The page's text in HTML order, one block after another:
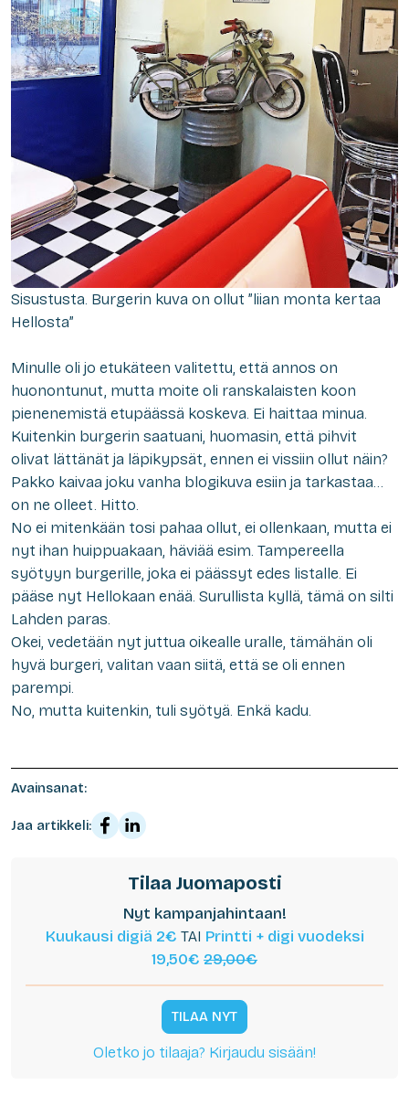
Sisustusta. Burgerin kuva on ollut ”liian monta kertaa
Hellosta”
Minulle oli jo etukäteen valitettu, että annos on
huonontunut, mutta moite oli ranskalaisten koon
pienenemistä etupäässä koskeva. Ei haittaa minua.
Kuitenkin burgerin saatuani, huomasin, että pihvit
olivat lättänät ja läpikypsät, ennen ei vissiin ollut näin?
Pakko kaivaa joku vanha blogikuva esiin ja tarkastaa…
on ne olleet. Hitto.
No ei mitenkään tosi pahaa ollut, ei ollenkaan, mutta ei
nyt ihan huippuakaan, häviää esim. Tampereella
syötyyn burgerille, joka ei päässyt edes listalle. Ei
pääse nyt Hellokaan enää. Surullista kyllä, tämä on silti
Lahden paras.
Okei, vedetään nyt juttua oikealle uralle, tämähän oli
hyvä burgeri, valitan vaan siitä, että se oli ennen
parempi.
No, mutta kuitenkin, tuli syötyä. Enkä kadu.
Avainsanat:
Jaa artikkeli:
Tilaa Juomaposti
Nyt kampanjahintaan!
Kuukausi digiä 2€ TAI Printti + digi vuodeksi
19,50€ 29,00€
TILAA NYT
Oletko jo tilaaja? Kirjaudu sisään!